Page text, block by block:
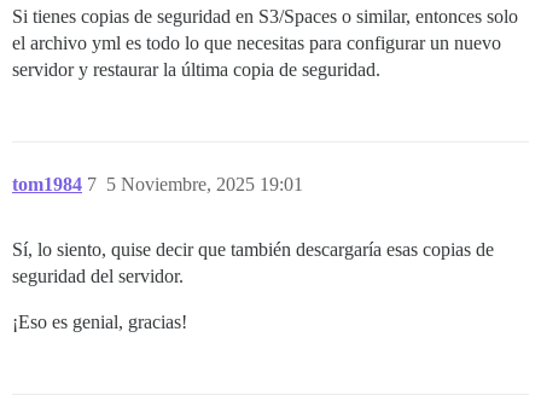
Si tienes copias de seguridad en S3/Spaces o similar, entonces solo
el archivo yml es todo lo que necesitas para configurar un nuevo
servidor y restaurar la última copia de seguridad.
tom1984 5 Noviembre, 2025 19:01
7
Sí, lo siento, quise decir que también descargaría esas copias de
seguridad del servidor.
¡Eso es genial, gracias!